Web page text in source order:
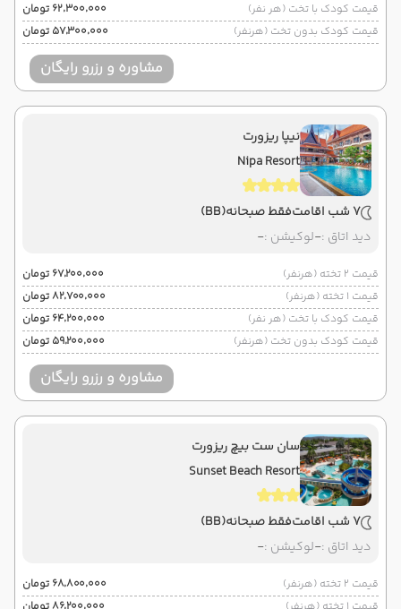
قیمت کودک با تخت (هر نفر)
۶۲٬۳۰۰٬۰۰۰ تومان
قیمت کودک بدون تخت (هرنفر)
۵۷٬۳۰۰٬۰۰۰ تومان
مشاوره و رزرو رایگان
نیپا ریزورت
Nipa Resort
7 شب اقامت فقط صبحانه(BB)
دید اتاق :-لوکیشن :-
قیمت 2 تخته (هرنفر)
۶۷٬۲۰۰٬۰۰۰ تومان
قیمت 1 تخته (هرنفر)
۸۲٬۷۰۰٬۰۰۰ تومان
قیمت کودک با تخت (هر نفر)
۶۴٬۲۰۰٬۰۰۰ تومان
قیمت کودک بدون تخت (هرنفر)
۵۹٬۲۰۰٬۰۰۰ تومان
مشاوره و رزرو رایگان
سان ست بیچ ریزورت
Sunset Beach Resort
7 شب اقامت فقط صبحانه(BB)
دید اتاق :-لوکیشن :-
قیمت 2 تخته (هرنفر)
۶۸٬۸۰۰٬۰۰۰ تومان